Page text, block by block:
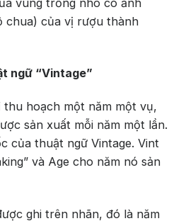
chua) của vị rượu thành
ngữ “Vintage”
hoạch một năm một vụ,
sản xuất mỗi năm một lần.
của thuật ngữ Vintage. Vint
và Age cho năm nó sản
ghi trên nhãn, đó là năm